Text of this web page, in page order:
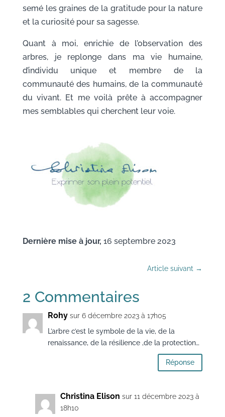
semé les graines de la gratitude pour la nature
et la curiosité pour sa sagesse.
Quant à moi, enrichie de l’observation des
arbres, je replonge dans ma vie humaine,
d’individu unique et membre de la
communauté des humains, de la communauté
du vivant. Et me voilà prête à accompagner
mes semblables qui cherchent leur voie.
Dernière mise à jour, 16 septembre 2023
Article suivant →
2 Commentaires
Rohy sur 6 décembre 2023 à 17h05
L’arbre c’est le symbole de la vie, de la
renaissance, de la résilience ,de la protection…
Réponse
Christina Elison sur 11 décembre 2023 à
18h10